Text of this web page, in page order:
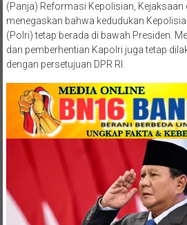
(Panja) Reformasi Kepolisian, Kejaksaan
menegaskan bahwa kedudukan
(Polri) tetap berada di bawah Presiden.
dan pemberhentian Kapolri juga tetap
dengan persetujuan DPR RI.